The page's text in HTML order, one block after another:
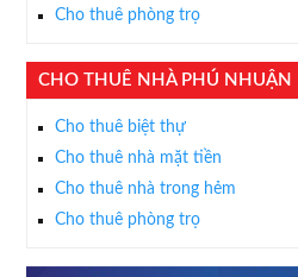
Cho thuê phòng trọ
CHO THUÊ NHÀ PHÚ NHUẬN
Cho thuê biệt thự
Cho thuê nhà mặt tiền
Cho thuê nhà trong hẻm
Cho thuê phòng trọ